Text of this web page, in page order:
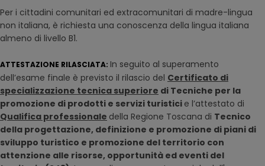
Per i cittadini comunitari ed extracomunitari di madre-lingua
non italiana, è richiesta una conoscenza della lingua italiana
almeno di livello B1.
ATTESTAZIONE RILASCIATA: In seguito al superamento
dell’esame finale è previsto il rilascio del Certificato di
specializzazione tecnica superiore di Tecniche per la
promozione di prodotti e servizi turistici e l’attestato di
Qualifica professionale della Regione Toscana di Tecnico
della progettazione, definizione e promozione di piani di
sviluppo turistico e promozione del territorio con
attenzione alle risorse, opportunità ed eventi del